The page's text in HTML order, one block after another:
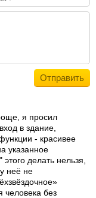
я просил
в здание,
- красивее
указанное
делать нельзя,
неё не
без